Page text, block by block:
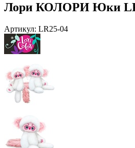
Лори КОЛОРИ Юки
Артикул: LR25-04